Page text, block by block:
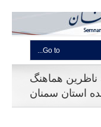
Go to...
ناظرین هماهنگ
استان سمنان